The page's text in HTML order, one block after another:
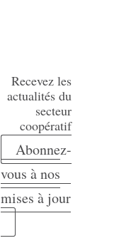
Recevez les
actualités du
secteur
coopératif
Abonnez-
vous à nos
mises à jour